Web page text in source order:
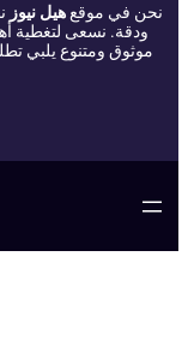
نحن في موقعهيل نيوز
ودقة. نسعى لتغطية
موثوق ومتنوع يلبي